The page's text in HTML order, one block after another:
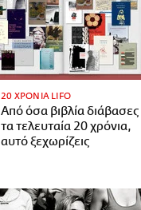
20 ΧΡΟΝΙΑ LIFO
Από όσα βιβλία διάβασες
τα τελευταία 20 χρόνια,
αυτό ξεχωρίζεις